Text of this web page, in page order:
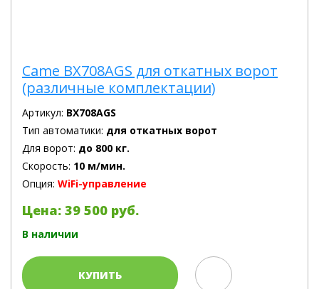
Came BX708AGS для откатных ворот
(различные комплектации)
Артикул: BX708AGS
Тип автоматики: для откатных ворот
Для ворот: до 800 кг.
Скорость: 10 м/мин.
Опция: WiFi-управление
Цена: 39 500 руб.
В наличии
КУПИТЬ